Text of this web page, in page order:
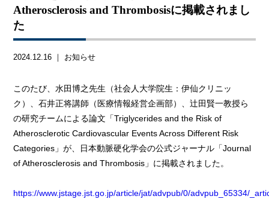
Atherosclerosis and Thrombosisに掲載されまし
た
2024.12.16 ｜ お知らせ
このたび、水田博之先生（社会人大学院生：伊仙クリニッ
ク）、石井正将講師（医療情報経営企画部）、辻田賢一教授ら
の研究チームによる論文「Triglycerides and the Risk of
Atherosclerotic Cardiovascular Events Across Different Risk
Categories」が、日本動脈硬化学会の公式ジャーナル「Journal
of Atherosclerosis and Thrombosis」に掲載されました。
https://www.jstage.jst.go.jp/article/jat/advpub/0/advpub_65334/